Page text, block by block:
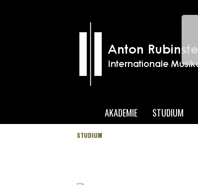
AKADEMIE STUDIUM
STUDIUM